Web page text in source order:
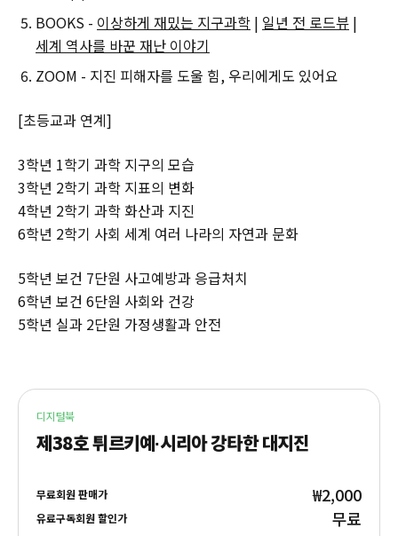
BOOKS - 이상하게 재밌는 지구과학 | 일년 전 로드뷰 |
세계 역사를 바꾼 재난 이야기
ZOOM - 지진 피해자를 도울 힘, 우리에게도 있어요
[초등교과 연계]
3학년 1학기 과학 지구의 모습
3학년 2학기 과학 지표의 변화
4학년 2학기 과학 화산과 지진
6학년 2학기 사회 세계 여러 나라의 자연과 문화
5학년 보건 7단원 사고예방과 응급처치
6학년 보건 6단원 사회와 건강
5학년 실과 2단원 가정생활과 안전
디지털북
제38호 튀르키예∙시리아 강타한 대지진
무료회원 판매가 ₩2,000
유료구독회원 할인가 무료